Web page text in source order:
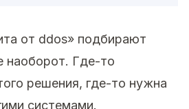
от ddos» подбирают
наоборот. Где-то
решения, где-то нужна
системами.